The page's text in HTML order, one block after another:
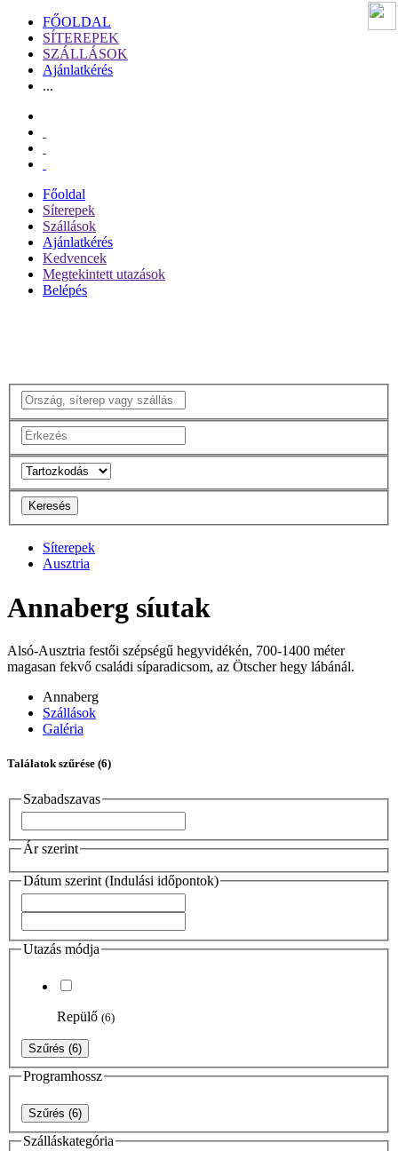
FŐOLDAL
SÍTEREPEK
SZÁLLÁSOK
Ajánlatkérés
...
Főoldal
Síterepek
Szállások
Ajánlatkérés
Kedvencek
Megtekintett utazások
Belépés
Keresés
Síterepek
Ausztria
Annaberg síutak
Alsó-Ausztria festői szépségű hegyvidékén, 700-1400 méter
magasan fekvő családi síparadicsom, az Ötscher hegy lábánál.
Annaberg
Szállások
Galéria
Találatok szűrése (6)
Szabadszavas
Ár szerint
Dátum szerint (Indulási időpontok)
Utazás módja
Repülő (6)
Szűrés (6)
Programhossz
Szűrés (6)
Szálláskategória